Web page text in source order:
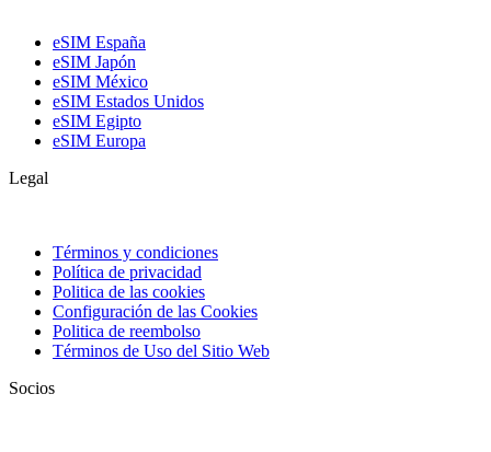
eSIM España
eSIM Japón
eSIM México
eSIM Estados Unidos
eSIM Egipto
eSIM Europa
Legal
Términos y condiciones
Política de privacidad
Politica de las cookies
Configuración de las Cookies
Politica de reembolso
Términos de Uso del Sitio Web
Socios